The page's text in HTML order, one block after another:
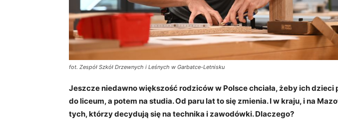
fot. Zespół Szkół Drzewnych i Leśnych w Garbatce-Letnisku
Jeszcze niedawno większość rodziców w Polsce chciała, żeby ich dzieci
do liceum, a potem na studia. Od paru lat to się zmienia. I w kraju, i na
tych, którzy decydują się na technika i zawodówki. Dlaczego?